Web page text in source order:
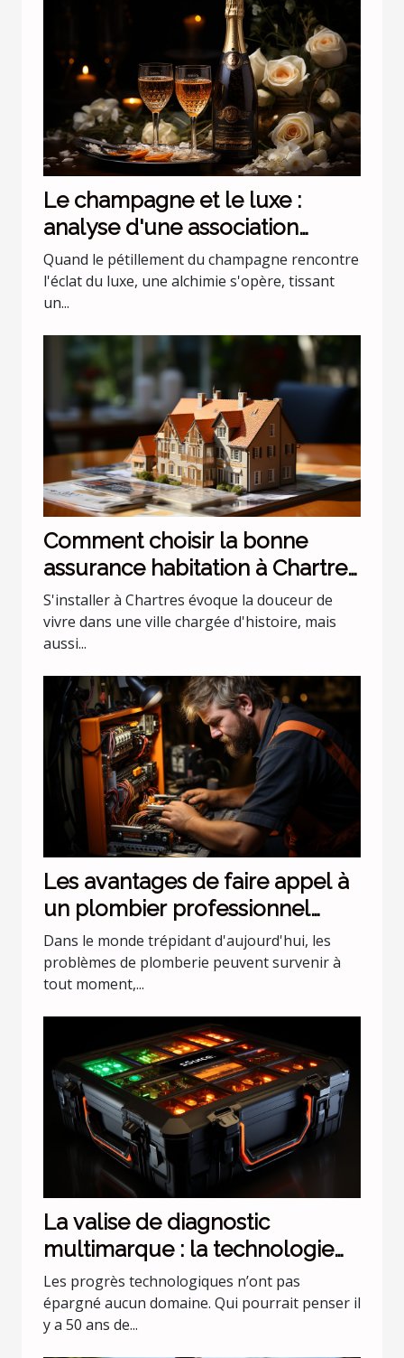
Le champagne et le luxe :
analyse d'une association
incontournable
Quand le pétillement du champagne rencontre
l'éclat du luxe, une alchimie s'opère, tissant
un...
Comment choisir la bonne
assurance habitation à Chartres
?
S'installer à Chartres évoque la douceur de
vivre dans une ville chargée d'histoire, mais
aussi...
Les avantages de faire appel à
un plombier professionnel
pour les urgences nocturnes
Dans le monde trépidant d'aujourd'hui, les
problèmes de plomberie peuvent survenir à
tout moment,...
La valise de diagnostic
multimarque : la technologie
évolue !
Les progrès technologiques n’ont pas
épargné aucun domaine. Qui pourrait penser il
y a 50 ans de...